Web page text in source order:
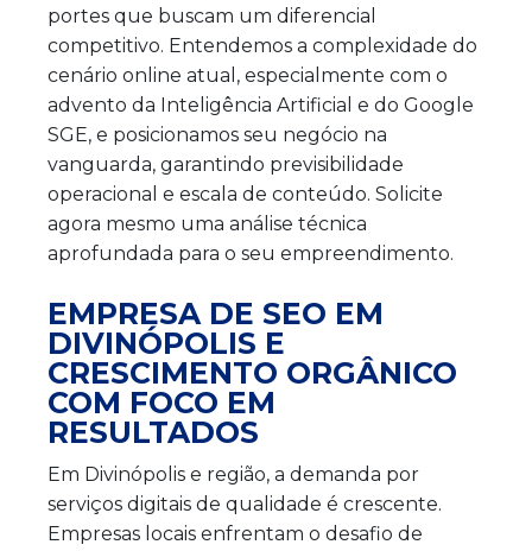
portes que buscam um diferencial
competitivo. Entendemos a complexidade do
cenário online atual, especialmente com o
advento da Inteligência Artificial e do Google
SGE, e posicionamos seu negócio na
vanguarda, garantindo previsibilidade
operacional e escala de conteúdo. Solicite
agora mesmo uma análise técnica
aprofundada para o seu empreendimento.
EMPRESA DE SEO EM
DIVINÓPOLIS E
CRESCIMENTO ORGÂNICO
COM FOCO EM
RESULTADOS
Em Divinópolis e região, a demanda por
serviços digitais de qualidade é crescente.
Empresas locais enfrentam o desafio de